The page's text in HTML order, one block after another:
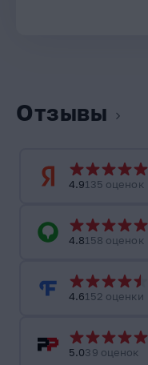
Отзывы
4.9135 оценок
4.8158 оценок
4.6152 оценки
5.039 оценок